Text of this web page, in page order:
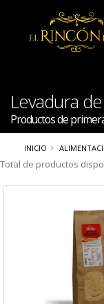
Levadura
Productos de
INICIO
Total de productos